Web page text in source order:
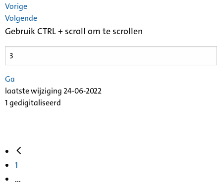
Vorige
Volgende
Gebruik CTRL + scroll om te scrollen
Ga
laatste wijziging 24-06-2022
1 gedigitaliseerd
1
...